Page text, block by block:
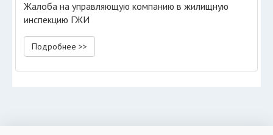
Жалоба на управляющую компанию в жилищную
инспекцию ГЖИ
Подробнее >>